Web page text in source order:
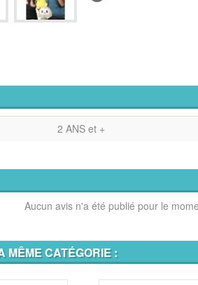
2 ANS et +
Aucun avis n'a été publié pour le
MÊME CATÉGORIE :